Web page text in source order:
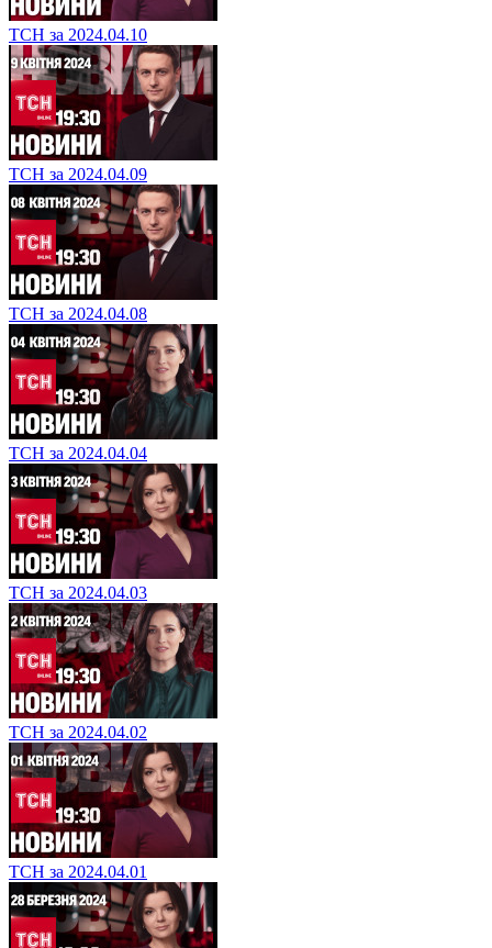
ТСН за 2024.04.10
ТСН за 2024.04.09
ТСН за 2024.04.08
ТСН за 2024.04.04
ТСН за 2024.04.03
ТСН за 2024.04.02
ТСН за 2024.04.01